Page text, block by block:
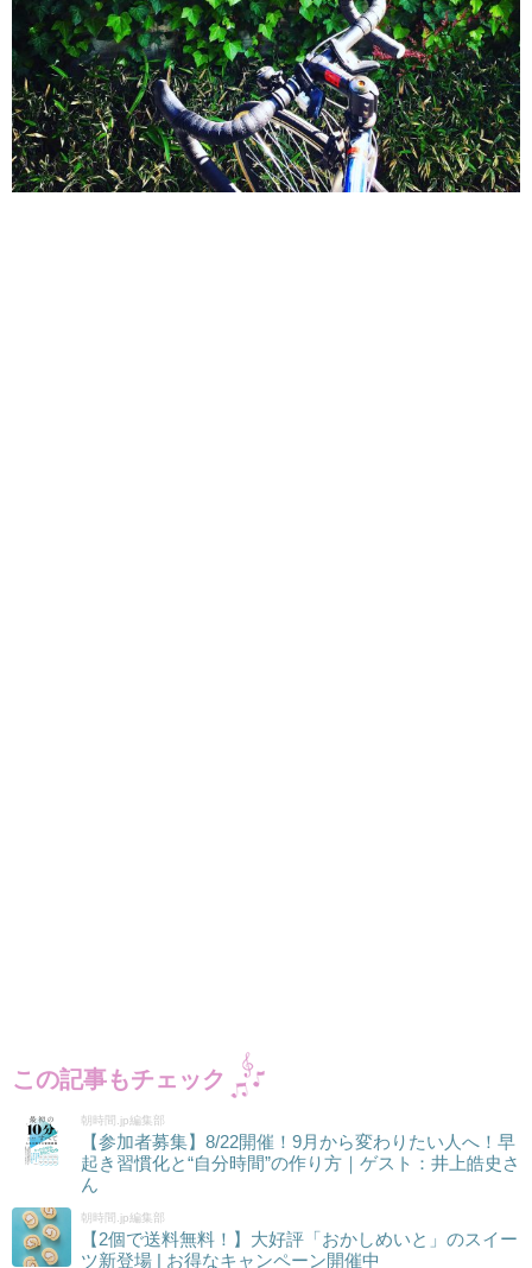
この記事もチェック
朝時間.jp編集部
【参加者募集】8/22開催！9月から変わりたい人へ！早
起き習慣化と“自分時間”の作り方｜ゲスト：井上皓史さ
ん
朝時間.jp編集部
【2個で送料無料！】大好評「おかしめいと」のスイー
ツ新登場 | お得なキャンペーン開催中